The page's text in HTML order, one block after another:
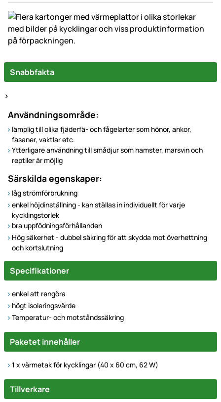
Snabbfakta
>
Användningsområde:
lämplig till olika fjäderfä- och fågelarter som hönor, ankor,
fasaner, vaktlar etc.
Ytterligare användning till smådjur som hamster, marsvin och
reptiler är möjlig
Särskilda egenskaper:
låg strömförbrukning
enkel höjdinställning - kan ställas in individuellt för varje
kycklingstorlek
bra uppfödningsförhållanden
Hög säkerhet - dubbel säkring för att skydda mot överhettning
och kortslutning
Specifikationer
enkel att rengöra
högt isoleringsvärde
Temperatur- och motståndssäkring
Paketet innehåller
1 x värmetak för kycklingar (40 x 60 cm, 62 W)
Tillverkare